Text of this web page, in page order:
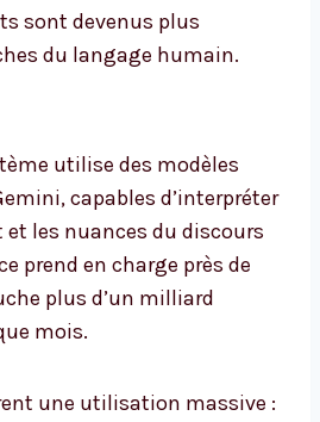
sont devenus plus
du langage humain.
utilise des modèles
capables d’interpréter
et les nuances du discours
prend en charge près de
plus d’un milliard
mois.
une utilisation massive :